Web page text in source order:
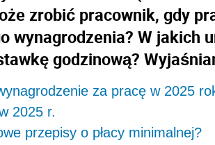
zrobić pracownik, gdy
wynagrodzenia? W jakich
godzinową?
za pracę w 2025
2025 r.
przepisy o płacy minimalnej?